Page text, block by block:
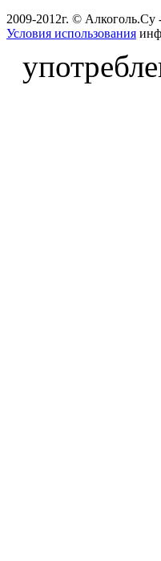
2009-2012г. ©
Условия использования